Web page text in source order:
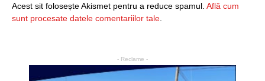
Acest sit folosește Akismet pentru a reduce spamul. Află cum
sunt procesate datele comentariilor tale
- Reclame -